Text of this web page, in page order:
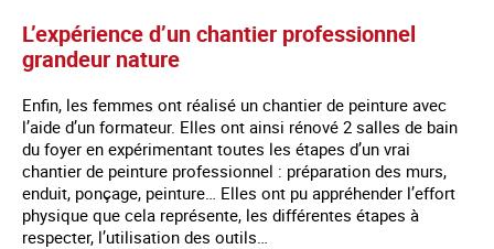
L’expérience d’un chantier professionnel
grandeur nature
Enfin, les femmes ont réalisé un chantier de peinture avec
l’aide d’un formateur. Elles ont ainsi rénové 2 salles de bain
du foyer en expérimentant toutes les étapes d’un vrai
chantier de peinture professionnel : préparation des murs,
enduit, ponçage, peinture… Elles ont pu appréhender l’effort
physique que cela représente, les différentes étapes à
respecter, l’utilisation des outils…